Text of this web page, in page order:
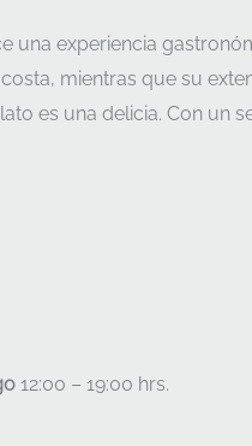
una experiencia
mientras que su
es una delicia. Con un
12:00 – 19:00 hrs.